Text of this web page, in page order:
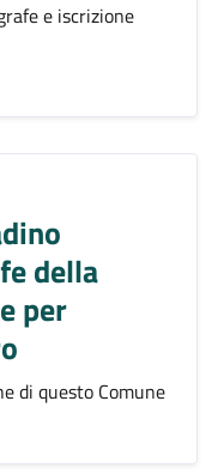
e iscrizione
della
per
di questo Comune